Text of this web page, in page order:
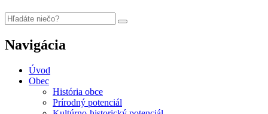
Navigácia
Úvod
Obec
História obce
Prírodný potenciál